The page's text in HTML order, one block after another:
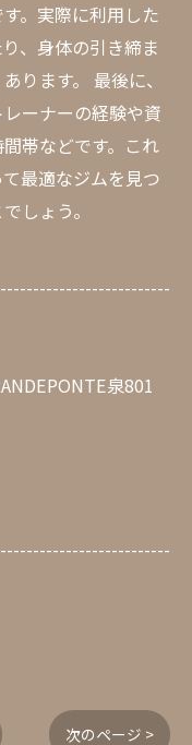
。実際に利用した
、身体の引き締ま
ります。 最後に、
ーナーの経験や資
帯などです。これ
最適なジムを見つ
しょう。
泉801
次のページ >